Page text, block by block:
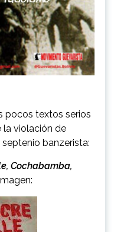
pocos textos serios
la violación de
banzerista:
Cochabamba,